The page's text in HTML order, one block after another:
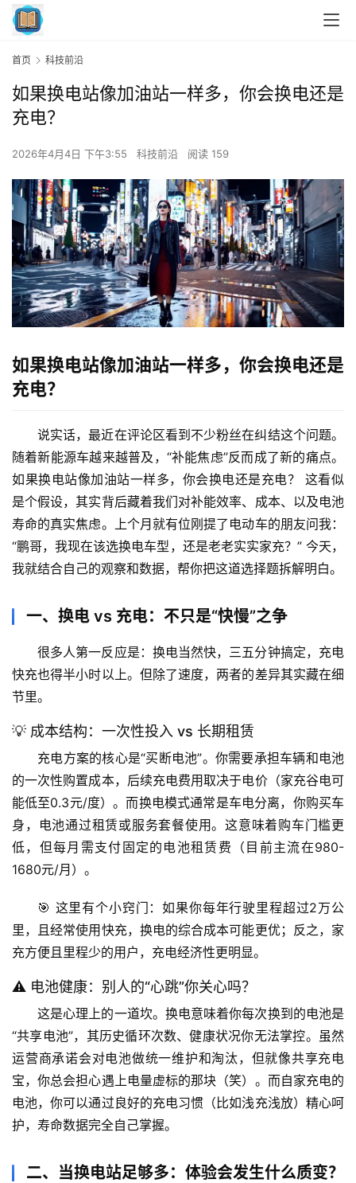
首页 科技前沿
如果换电站像加油站一样多，你会换电还是
充电？
2026年4月4日 下午3:55 科技前沿 阅读 159
如果换电站像加油站一样多，你会换电还是
充电？
说实话，最近在评论区看到不少粉丝在纠结这个问题。
随着新能源车越来越普及，“补能焦虑”反而成了新的痛点。
如果换电站像加油站一样多，你会换电还是充电？
这看似
是个假设，其实背后藏着我们对补能效率、成本、以及电池
寿命的真实焦虑。上个月就有位刚提了电动车的朋友问我：
“鹏哥，我现在该选换电车型，还是老老实实家充？” 今天，
我就结合自己的观察和数据，帮你把这道选择题拆解明白。
一、换电 vs 充电：不只是“快慢”之争
很多人第一反应是：换电当然快，三五分钟搞定，充电
快充也得半小时以上。但除了速度，两者的差异其实藏在细
节里。
💡 成本结构：一次性投入 vs 长期租赁
充电方案的核心是“买断电池”。你需要承担车辆和电池
的一次性购置成本，后续充电费用取决于电价（家充谷电可
能低至0.3元/度）。而换电模式通常是车电分离，你购买车
身，电池通过租赁或服务套餐使用。这意味着购车门槛更
低，但每月需支付固定的电池租赁费（目前主流在980-
1680元/月）。
🎯 这里有个小窍门 ：如果你每年行驶里程超过2万公
里，且经常使用快充，换电的综合成本可能更优；反之，家
充方便且里程少的用户，充电经济性更明显。
⚠️ 电池健康：别人的“心跳”你关心吗？
这是心理上的一道坎。换电意味着你每次换到的电池是
“共享电池”，其历史循环次数、健康状况你无法掌控。虽然
运营商承诺会对电池做统一维护和淘汰，但就像共享充电
宝，你总会担心遇上电量虚标的那块（笑）。而自家充电的
电池，你可以通过良好的充电习惯（比如浅充浅放）精心呵
护，寿命数据完全自己掌握。
二、当换电站足够多：体验会发生什么质变？